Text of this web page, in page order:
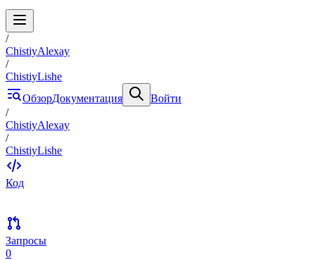
/
ChistiyAlexay
/
ChistiyLishe
ОбзорДокументация
Войти
/
ChistiyAlexay
/
ChistiyLishe
Код
Запросы
0